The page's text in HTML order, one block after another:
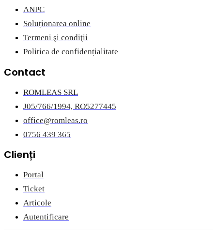
ANPC
Soluționarea online
Termeni şi condiţii
Politica de confidențialitate
Contact
ROMLEAS SRL
J05/766/1994, RO5277445
office@romleas.ro
0756 439 365
Clienți
Portal
Ticket
Articole
Autentificare